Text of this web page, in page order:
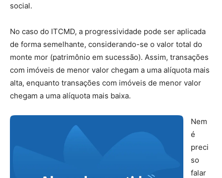
social.
No caso do ITCMD, a progressividade pode ser aplicada
de forma semelhante, considerando-se o valor total do
monte mor (patrimônio em sucessão). Assim, transações
com imóveis de menor valor chegam a uma alíquota mais
alta, enquanto transações com imóveis de menor valor
chegam a uma alíquota mais baixa.
Nem
é
preci
so
falar